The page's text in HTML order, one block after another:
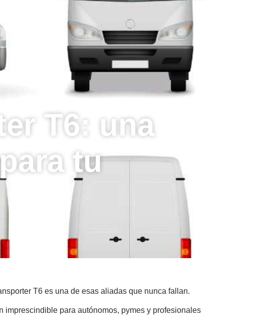
T6: una
tu
T6 es una de esas aliadas que nunca fallan.
imprescindible para autónomos, pymes y profesionales